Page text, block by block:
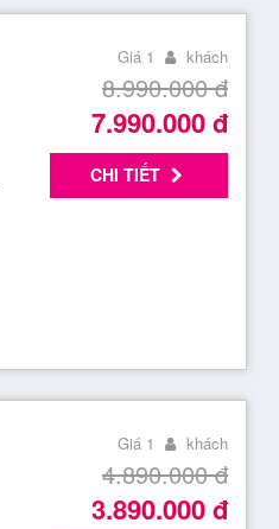
Giá 1 khách
8.990.000đ
7.990.000đ
CHI TIẾT
Giá 1 khách
4.890.000đ
3.890.000đ